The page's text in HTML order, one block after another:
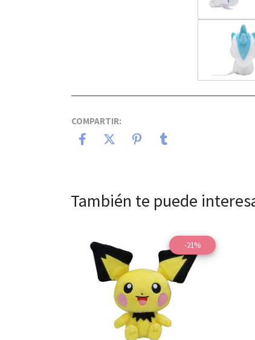
COMPARTIR:
También te puede
-21%
Ver detalles